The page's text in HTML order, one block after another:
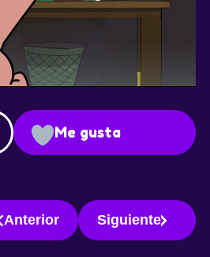
Me gusta
Anterior Siguiente